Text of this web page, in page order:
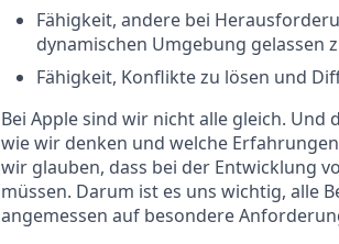
Fähigkeit, andere bei
dynamischen Umgebung gelassen
Fähigkeit, Konflikte zu lösen und
Bei Apple sind wir nicht alle gleich.
wie wir denken und welche
wir glauben, dass bei der Entwicklung
müssen. Darum ist es uns wichtig, alle
angemessen auf besondere